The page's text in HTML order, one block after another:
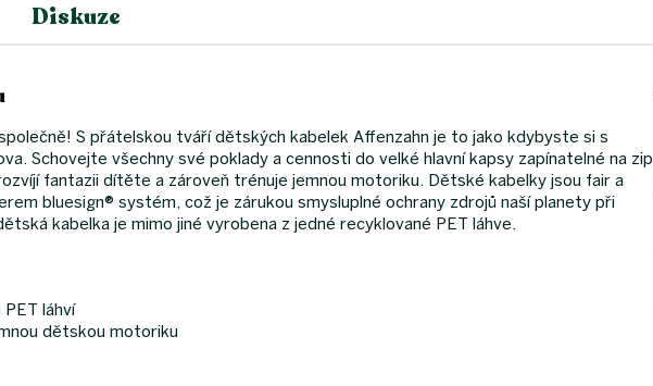
Diskuze
S přátelskou tváří dětských kabelek Affenzahn je to jako kdybyste si s
Schovejte všechny své poklady a cennosti do velké hlavní kapsy zapínatelné na zip.
fantazii dítěte a zároveň trénuje jemnou motoriku. Dětské kabelky jsou fair a
bluesign® systém, což je zárukou smysluplné ochrany zdrojů naší planety při
kabelka je mimo jiné vyrobena z jedné recyklované PET láhve.
láhví
dětskou motoriku